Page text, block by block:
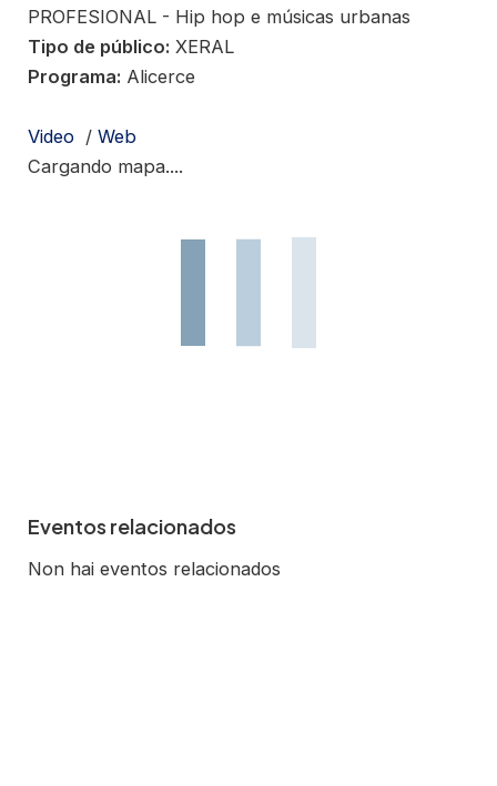
PROFESIONAL - Hip hop e músicas urbanas
Tipo de público: XERAL
Programa: Alicerce
Video /Web
Cargando mapa....
Eventos relacionados
Non hai eventos relacionados